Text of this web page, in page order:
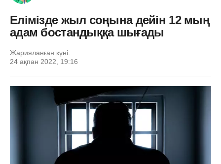
Елімізде жыл соңына дейін 12 мың
адам бостандыққа шығады
Жарияланған күні:
24 ақпан 2022, 19:16